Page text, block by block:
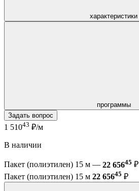
характеристики
программы
Задать вопрос
1 51043 ₽/м
В наличии
Пакет (полиэтилен) 15 м — 22 65645 ₽
Пакет (полиэтилен) 15 м 22 65645 ₽